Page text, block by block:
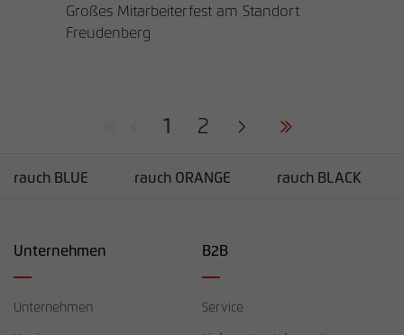
Großes Mitarbeiterfest am Standort
Freudenberg
1 2
rauch BLUE rauch ORANGE rauch BLACK
Unternehmen
Unternehmen
B2B
Service